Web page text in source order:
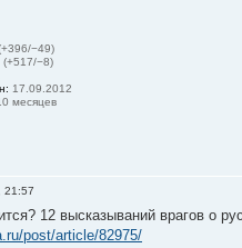
−49)
(+517/−8)
17.09.2012
месяцев
личное сообщение
21:57
12 высказываний врагов о
post/article/82975/